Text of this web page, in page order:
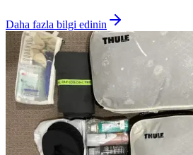
Daha fazla bilgi edinin